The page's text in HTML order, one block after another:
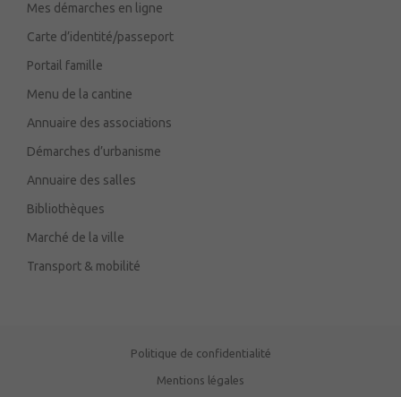
Mes démarches en ligne
Carte d’identité/passeport
Portail famille
Menu de la cantine
Annuaire des associations
Démarches d’urbanisme
Annuaire des salles
Bibliothèques
Marché de la ville
Transport & mobilité
Politique de confidentialité
Mentions légales